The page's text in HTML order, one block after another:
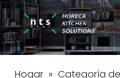
Hogar » Categoría